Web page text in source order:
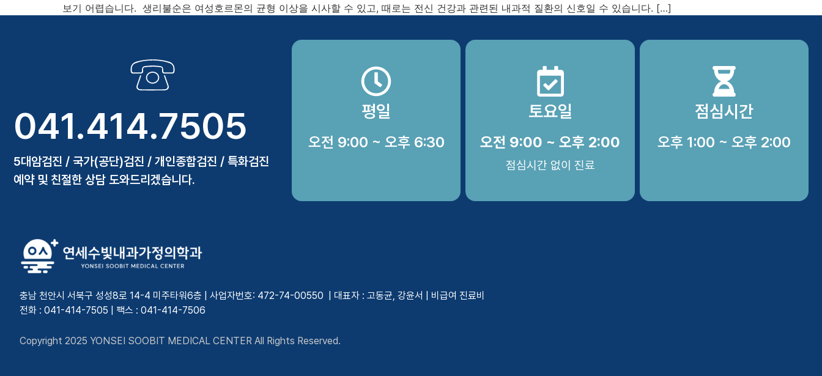
보기 어렵습니다. 생리불순은 여성호르몬의 균형 이상을 시사할 수 있고, 때로는 전신 건강과 관련된 내과적 질환의 신호일 수 있습니다. […]
041.414.7505
5대암검진 / 국가(공단)검진 / 개인종합검진 / 특화검진
예약 및 친절한 상담 도와드리겠습니다.
평일
오전 9:00 ~ 오후 6:30
토요일
오전 9:00 ~ 오후 2:00
점심시간 없이 진료
점심시간
오후 1:00 ~ 오후 2:00
충남 천안시 서북구 성성8로 14-4 미주타워6층 | 사업자번호: 472-74-00550 | 대표자 : 고동균, 강윤서 | 비급여 진료비
전화 : 041-414-7505 | 팩스 : 041-414-7506
Copyright 2025 YONSEI SOOBIT MEDICAL CENTER All Rights Reserved.